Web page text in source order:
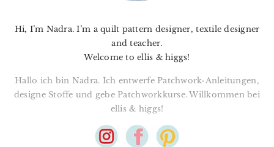
Hi, I’m Nadra. I’m a quilt pattern designer, textile designer
and teacher.
Welcome to ellis & higgs!
Hallo ich bin Nadra. Ich entwerfe Patchwork-Anleitungen,
designe Stoffe und gebe Patchworkkurse. Willkommen bei
ellis & higgs!